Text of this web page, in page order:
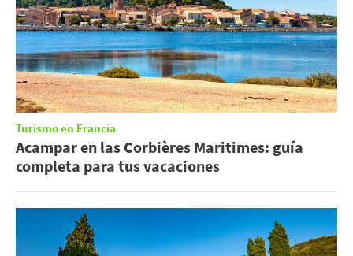
Turismo en Francia
Acampar en las Corbières Maritimes: guía
completa para tus vacaciones